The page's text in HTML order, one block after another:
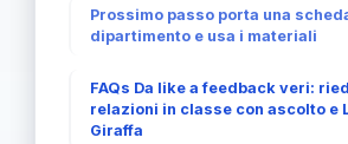
Prossimo passo porta una
dipartimento e usa i materiali
FAQs Da like a feedback veri:
relazioni in classe con ascolto e
Giraffa